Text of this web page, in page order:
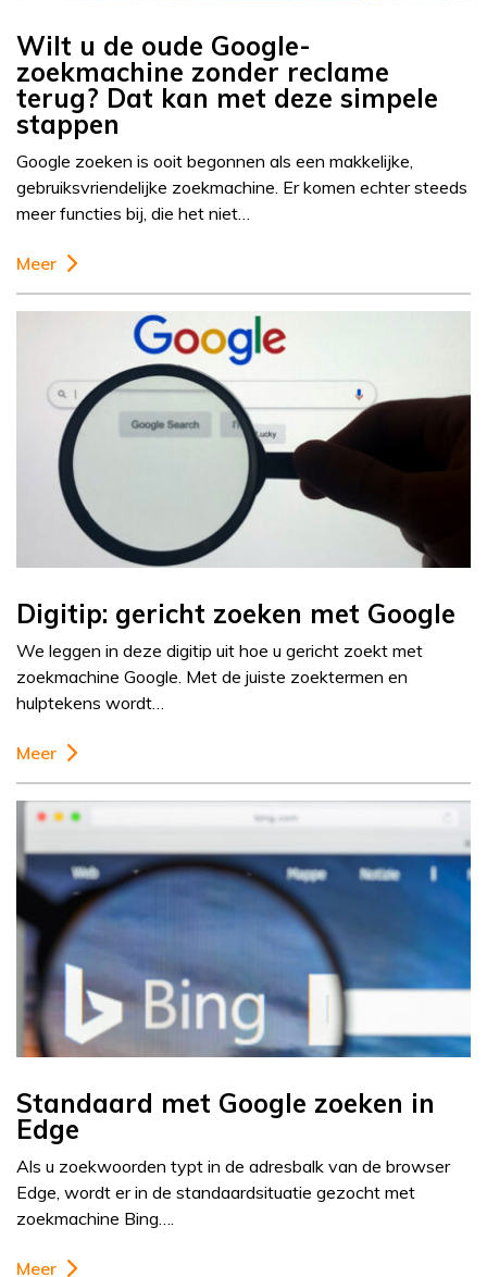
Wilt u de oude Google-
zoekmachine zonder reclame
terug? Dat kan met deze simpele
stappen
Google zoeken is ooit begonnen als een makkelijke,
gebruiksvriendelijke zoekmachine. Er komen echter steeds
meer functies bij, die het niet…
Meer
Digitip: gericht zoeken met Google
We leggen in deze digitip uit hoe u gericht zoekt met
zoekmachine Google. Met de juiste zoektermen en
hulptekens wordt…
Meer
Standaard met Google zoeken in
Edge
Als u zoekwoorden typt in de adresbalk van de browser
Edge, wordt er in de standaardsituatie gezocht met
zoekmachine Bing….
Meer